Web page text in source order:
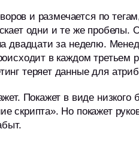
и размечается по
одни и те же пробелы.
двадцати за неделю.
в каждом третьем
теряет данные для
Покажет в виде
скрипта». Но покажет